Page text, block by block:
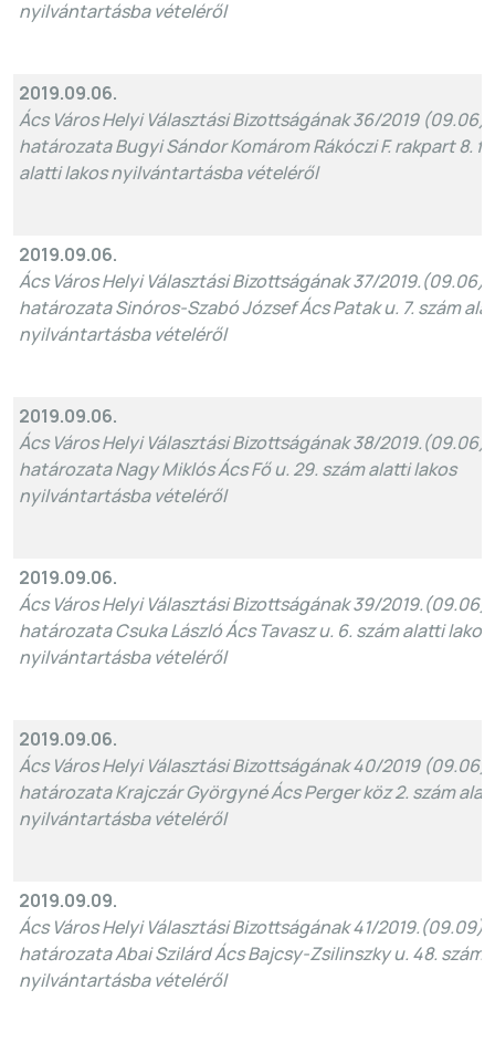
nyilvántartásba vételéről
2019.09.06.
Ács Város Helyi Választási Bizottságának 36/2019
határozata Bugyi Sándor Komárom Rákóczi F. rakpart 8.
alatti lakos nyilvántartásba vételéről
2019.09.06.
Ács Város Helyi Választási Bizottságának 37/2019.(09.06).
határozata Sinóros-Szabó József Ács Patak u. 7. szám
nyilvántartásba vételéről
2019.09.06.
Ács Város Helyi Választási Bizottságának 38/
határozata Nagy Miklós Ács Fő u. 29. szám alatti lakos
nyilvántartásba vételéről
2019.09.06.
Ács Város Helyi Választási Bizottságának 39/
határozata Csuka László Ács Tavasz u. 6. szám alatti lakos
nyilvántartásba vételéről
2019.09.06.
Ács Város Helyi Választási Bizottságának 40/2019
határozata Krajczár Györgyné Ács Perger köz 2. szám
nyilvántartásba vételéről
2019.09.09.
Ács Város Helyi Választási Bizottságának 41/2019.(09.09).
határozata Abai Szilárd Ács Bajcsy-Zsilinszky u. 48. szám
nyilvántartásba vételéről